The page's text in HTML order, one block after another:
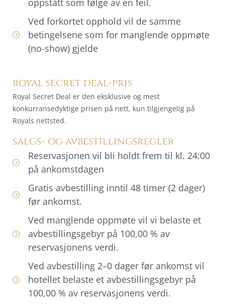
Ved forkortet opphold vil de samme
betingelsene som for manglende oppmøte
(no-show) gjelde
royal secret deal-pris
Royal Secret Deal er den eksklusive og mest
konkurransedyktige prisen på nett, kun tilgjengelig på
Royals nettsted.
salgs- og avbestillingsregler
Reservasjonen vil bli holdt frem til kl. 24:00
på ankomstdagen
Gratis avbestilling inntil 48 timer (2 dager)
før ankomst.
Ved manglende oppmøte vil vi belaste et
avbestillingsgebyr på 100,00 % av
reservasjonens verdi.
Ved avbestilling 2–0 dager før ankomst vil
hotellet belaste et avbestillingsgebyr på
100,00 % av reservasjonens verdi.